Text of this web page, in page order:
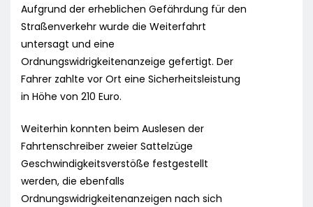
Aufgrund der erheblichen Gefährdung für den
Straßenverkehr wurde die Weiterfahrt
untersagt und eine
Ordnungswidrigkeitenanzeige gefertigt. Der
Fahrer zahlte vor Ort eine Sicherheitsleistung
in Höhe von 210 Euro.
Weiterhin konnten beim Auslesen der
Fahrtenschreiber zweier Sattelzüge
Geschwindigkeitsverstöße festgestellt
werden, die ebenfalls
Ordnungswidrigkeitenanzeigen nach sich